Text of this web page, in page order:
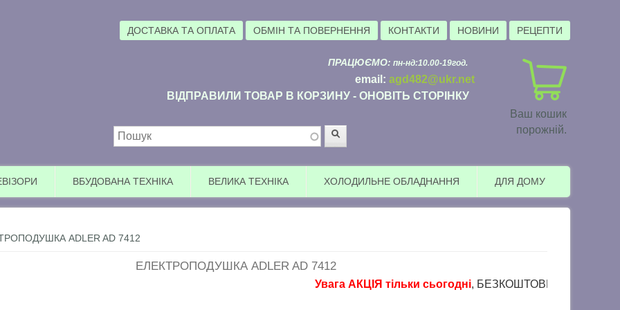
ДОСТАВКА ТА ОПЛАТА ОБМІН ТА ПОВЕРНЕННЯ КОНТАКТИ НОВИНИ РЕЦЕПТИ
Ваш кошик
порожній.
ПРАЦЮЄМО: пн-нд:10.00-19год.
email: agd482@ukr.net
ВІДПРАВИЛИ ТОВАР В КОРЗИНУ - ОНОВІТЬ СТОРІНКУ
Пошукова форма
ВБУДОВАНА ТЕХНІКА ВЕЛИКА ТЕХНІКА ХОЛОДИЛЬНЕ ОБЛАДНАННЯ ДЛЯ ДОМУ
ADLER AD 7412
ЕЛЕКТРОПОДУШКА ADLER AD 7412
Увага АКЦІЯ тільки сьогодні, БЕЗКОШТОВНА доставка в